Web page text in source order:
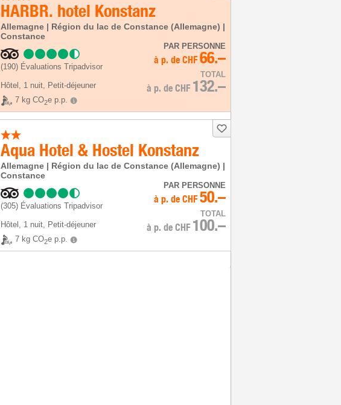
HARBR. hotel Konstanz
Allemagne | Région du lac de Constance (Allemagne) |
Constance
(190) Évaluations Tripadvisor
Hôtel , 1 nuit, Petit-déjeuner
7 kg CO2e p.p.
PAR PERSONNE
à p. de CHF 66.–
TOTAL
à p. de CHF 132.–
Aqua Hotel & Hostel Konstanz
Allemagne | Région du lac de Constance (Allemagne) |
Constance
(305) Évaluations Tripadvisor
Hôtel , 1 nuit, Petit-déjeuner
7 kg CO2e p.p.
PAR PERSONNE
à p. de CHF 50.–
TOTAL
à p. de CHF 100.–